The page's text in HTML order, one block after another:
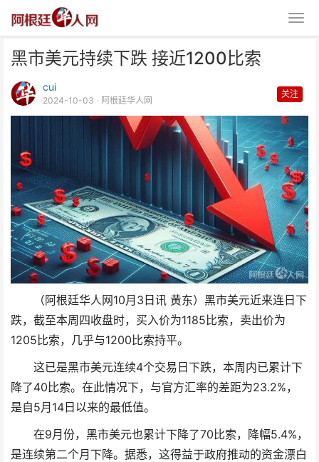
黑市美元持续下跌 接近1200比索
cui
2024-10-03 · 阿根廷华人网
关注
（阿根廷华人网10月3日讯 黄东）黑市美元近来连日下
跌，截至本周四收盘时，买入价为1185比索，卖出价为
1205比索，几乎与1200比索持平。
这已是黑市美元连续4个交易日下跌，本周内已累计下
降了40比索。在此情况下，与官方汇率的差距为23.2%，
是自5月14日以来的最低值。
在9月份，黑市美元也累计下降了70比索，降幅5.4%，
是连续第二个月下降。据悉，这得益于政府推动的资金漂白
黑市美元持续下跌 接近1200比索